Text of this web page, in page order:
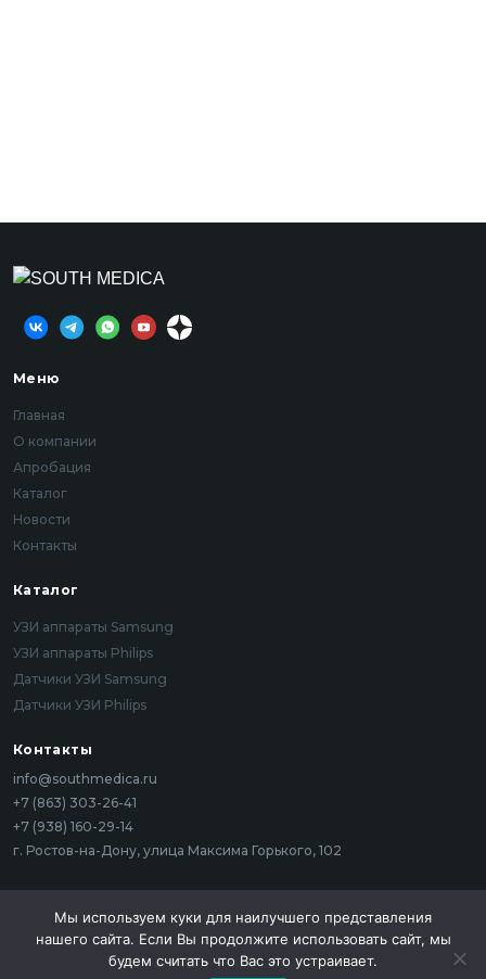
Меню
Главная
О компании
Апробация
Каталог
Новости
Контакты
Каталог
УЗИ аппараты Samsung
УЗИ аппараты Philips
Датчики УЗИ Samsung
Датчики УЗИ Philips
Контакты
info@southmedica.ru
+7 (863) 303-26-41
+7 (938) 160-29-14
г. Ростов-на-Дону, улица Максима Горького, 102
2025 (c) South Medica. Все права защищены
Политика конфиденциальности
Общество с ограниченной ответственностью «САУС МЕДИКА», ИНН:
Мы используем куки для наилучшего представления
нашего сайта. Если Вы продолжите использовать сайт, мы
будем считать что Вас это устраивает.